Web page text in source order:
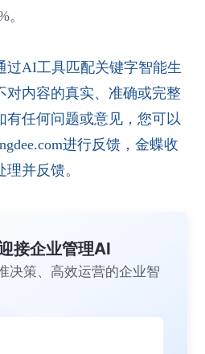
。
过AI工具匹配关键字智能生
对内容的真实、准确或完整
有任何问题或意见，您可以
进行反馈，金蝶收
并反馈。
接企业管理AI
决策、高效运营的企业智